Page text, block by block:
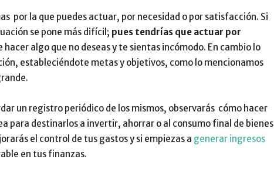
por la que puedes actuar, por necesidad o por satisfacción. Si
se pone más difícil; pues tendrías que actuar por
hacer algo que no deseas y te sientas incómodo. En cambio lo
estableciéndote metas y objetivos, como lo mencionamos
un registro periódico de los mismos, observarás cómo hacer
para destinarlos a invertir, ahorrar o al consumo final de bienes
el control de tus gastos y si empiezas a generar ingresos
en tus finanzas.